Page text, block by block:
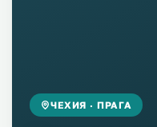
ЧЕХИЯ · ПРАГА